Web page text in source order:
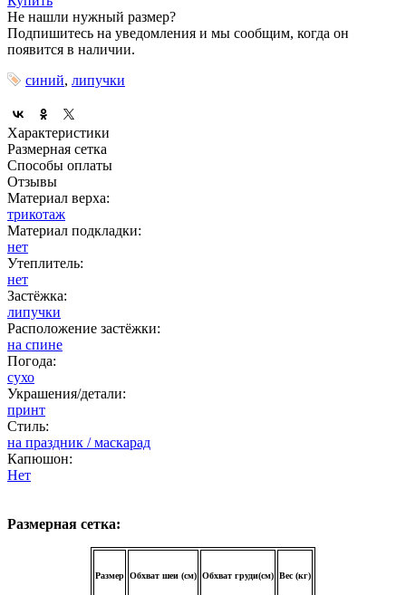
Не нашли нужный размер?
Подпишитесь на уведомления и мы сообщим, когда он
появится в наличии.
синий, липучки
Характеристики
Размерная сетка
Способы оплаты
Отзывы
Материал верха:
трикотаж
Материал подкладки:
нет
Утеплитель:
нет
Застёжка:
липучки
Расположение застёжки:
на спине
Погода:
сухо
Украшения/детали:
принт
Стиль:
на праздник / маскарад
Капюшон:
Нет
Размерная сетка:
Размер Обхват шеи (см) Обхват груди(см) Вес (кг)